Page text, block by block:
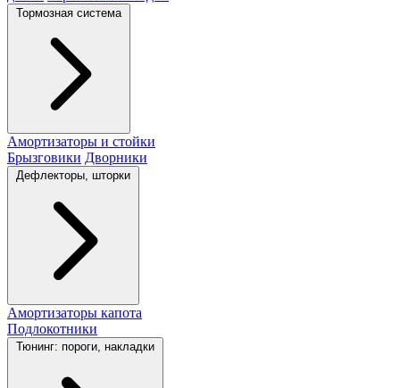
Тормозная система
Амортизаторы и стойки
Брызговики Дворники
Дефлекторы, шторки
Амортизаторы капота
Подлокотники
Тюнинг: пороги, накладки